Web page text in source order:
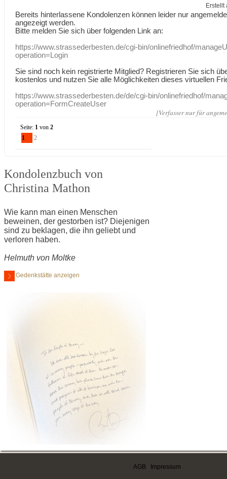
Erstellt
Bereits hinterlassene Kondolenzen können leider nur
angezeigt werden.
Bitte melden Sie sich über folgenden Link an:
https://www.strassederbesten.de/cgi-bin/onlinefriedhof/
operation=Login
Sie sind noch kein registrierte Mitglied? Registrieren Sie sich
kostenlos und nutzen Sie alle Möglichkeiten dieses virtuellen
https://www.strassederbesten.de/de/cgi-bin/onlinefriedhof/
operation=FormCreateUser
[Verfasser nur für
Seite: 1 von2
1
2
Kondolenzbuch von
Christina Mathon
Wie kann man einen Menschen
beweinen, der gestorben ist? Diejenigen
sind zu beklagen, die ihn geliebt und
verloren haben.
Helmuth von Moltke
Gedenkstätte anzeigen
AGB Impressum